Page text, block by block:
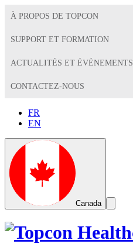
À PROPOS DE TOPCON
SUPPORT ET FORMATION
ACTUALITÉS ET ÉVÉNEMENTS
CONTACTEZ-NOUS
FR
EN
Canada
Search